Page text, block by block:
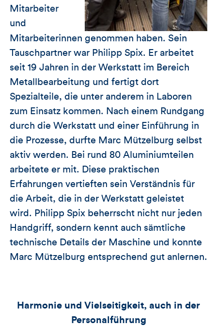
Mitarbeiter
und
Mitarbeiterinnen genommen haben. Sein
Tauschpartner war Philipp Spix. Er arbeitet
seit 19 Jahren in der Werkstatt im Bereich
Metallbearbeitung und fertigt dort
Spezialteile, die unter anderem in Laboren
zum Einsatz kommen. Nach einem Rundgang
durch die Werkstatt und einer Einführung in
die Prozesse, durfte Marc Mützelburg selbst
aktiv werden. Bei rund 80 Aluminiumteilen
arbeitete er mit. Diese praktischen
Erfahrungen vertieften sein Verständnis für
die Arbeit, die in der Werkstatt geleistet
wird. Philipp Spix beherrscht nicht nur jeden
Handgriff, sondern kennt auch sämtliche
technische Details der Maschine und konnte
Marc Mützelburg entsprechend gut anlernen.
Harmonie und Vielseitigkeit, auch in der
Personalführung